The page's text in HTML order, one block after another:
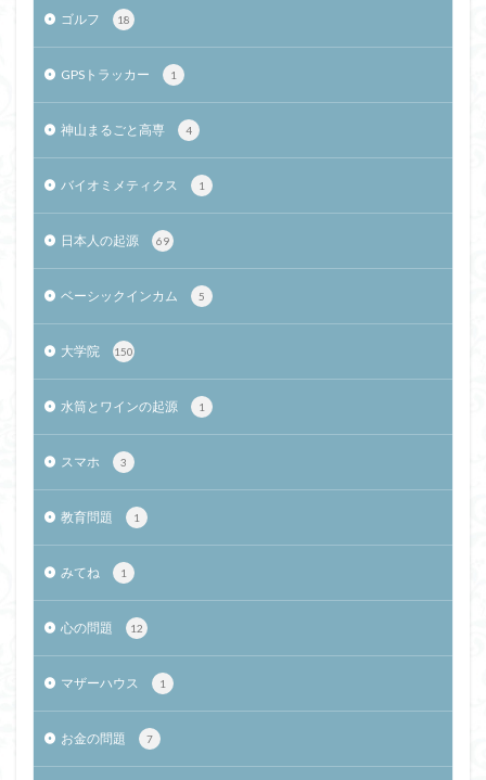
ゴルフ 18
GPSトラッカー 1
神山まるごと高専 4
バイオミメティクス 1
日本人の起源 69
ベーシックインカム 5
大学院 150
水筒とワインの起源 1
スマホ 3
教育問題 1
みてね 1
心の問題 12
マザーハウス 1
お金の問題 7